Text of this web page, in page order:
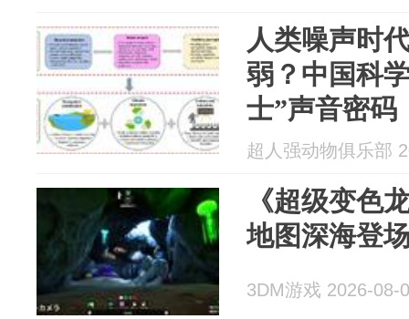
人类噪声时
弱？中国科
士”声音密码
超人强动物俱乐部
《超级变色
地图深海登
3DM游戏 2026-08-